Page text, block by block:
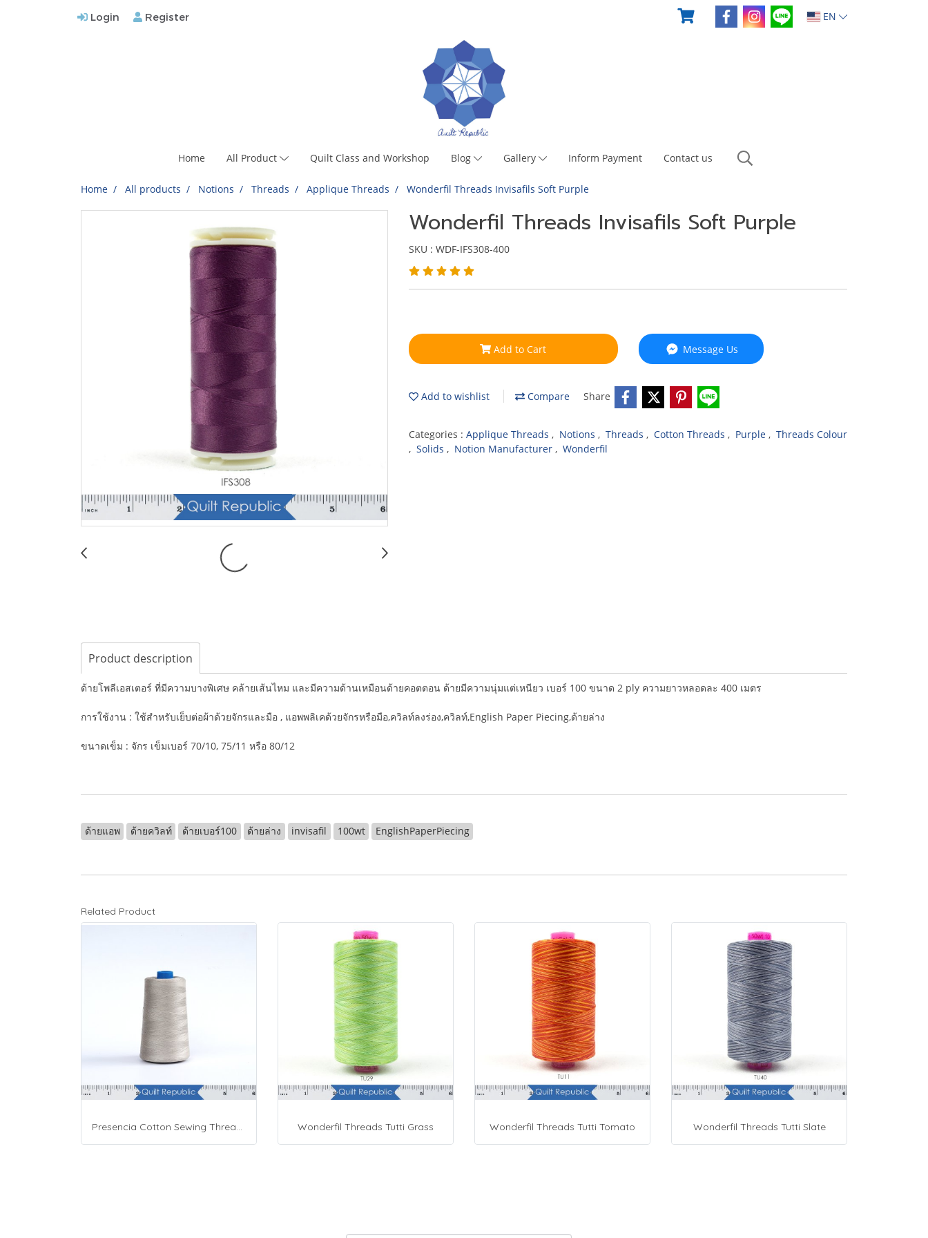
Login Register EN
Home All Product Quilt Class and Workshop Blog Gallery Inform Payment Contact us
Home All products Notions Threads Applique Threads Wonderfil Threads Invisafils Soft Purple
Wonderfil Threads Invisafils Soft Purple
SKU : WDF-IFS308-400
Add to Cart Message Us
Add to wishlist Compare Share
Categories : Applique Threads , Notions , Threads , Cotton Threads , Purple , Threads Colour
, Solids , Notion Manufacturer , Wonderfil
Product description
ด้ายโพลีเอสเตอร์ ที่มีความบางพิเศษ คล้ายเส้นไหม และมีความด้านเหมือนด้ายคอตตอน ด้ายมีความนุ่มแต่เหนียว เบอร์ 100 ขนาด 2 ply ความยาวหลอดละ 400 เมตร
การใช้งาน : ใช้สำหรับเย็บต่อผ้าด้วยจักรและมือ , แอพพลิเคด้วยจักรหรือมือ,ควิลท์ลงร่อง,ควิลท์,English Paper Piecing,ด้ายล่าง
ขนาดเข็ม : จักร เข็มเบอร์ 70/10, 75/11 หรือ 80/12
ด้ายแอพ ด้ายควิลท์ ด้ายเบอร์100 ด้ายล่าง invisafil 100wt EnglishPaperPiecing
Related Product
Presencia Cotton Sewing Thread 3-ply 60wt 4882 Yards Grey Wonderfil Threads Tutti Grass Wonderfil Threads Tutti Tomato Wonderfil Threads Tutti Slate